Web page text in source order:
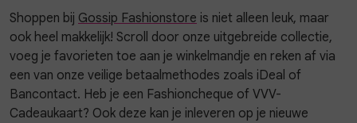
Shoppen bij Gossip Fashionstore is niet alleen leuk, maar
ook heel makkelijk! Scroll door onze uitgebreide collectie,
voeg je favorieten toe aan je winkelmandje en reken af via
een van onze veilige betaalmethodes zoals iDeal of
Bancontact. Heb je een Fashioncheque of VVV-
Cadeaukaart? Ook deze kan je inleveren op je nieuwe